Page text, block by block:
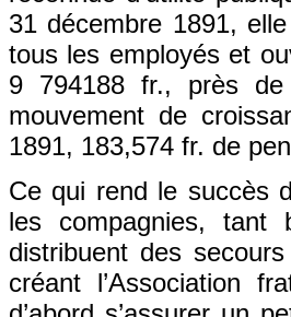
31 décembre 1891,
tous les employés et
9 794188 fr., près
mouvement de
1891, 183,574 fr. de
Ce qui rend le succès
les compagnies,
distribuent des
créant l’Association